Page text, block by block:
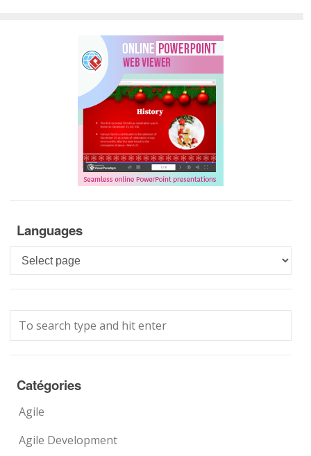
Languages
Languages
Catégories
Agile
Agile Development